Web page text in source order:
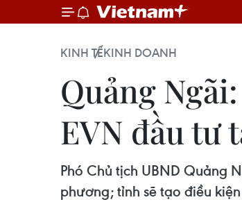
KINH TẾKINH DOANH
Quảng
EVN đầu tư
Phó Chủ tịch UBND Quảng
phương; tỉnh sẽ tạo điều